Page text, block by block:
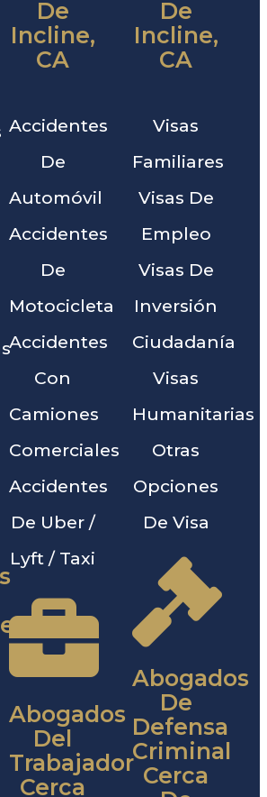
De
Incline,
CA
Accidentes
De
Automóvil
Accidentes
De
Motocicleta
Accidentes
Con
Camiones
Comerciales
Accidentes
De Uber /
Lyft / Taxi
Abogados
Del
Trabajador
Cerca
De
Incline,
CA
Visas
Familiares
Visas De
Empleo
Visas De
Inversión
Ciudadanía
Visas
Humanitarias
Otras
Opciones
De Visa
Abogados
De
Defensa
Criminal
Cerca